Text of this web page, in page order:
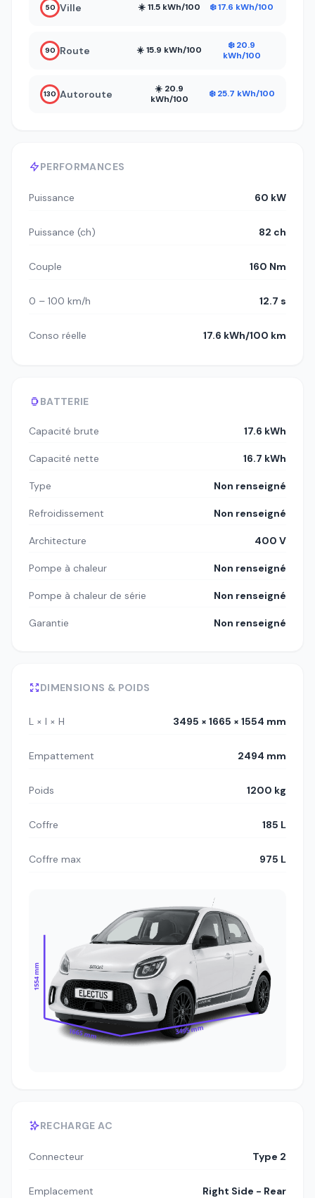
PERFORMANCES
Puissance 60 kW
Puissance (ch) 82 ch
Couple 160 Nm
0 – 100 km/h 12.7 s
Conso réelle 17.6 kWh/100 km
BATTERIE
Capacité brute 17.6 kWh
Capacité nette 16.7 kWh
Type Non renseigné
Refroidissement Non renseigné
Architecture 400 V
Pompe à chaleur Non renseigné
Pompe à chaleur de série Non renseigné
Garantie Non renseigné
50 Ville ☀️ 11.5 kWh/100 ❄️ 17.6 kWh/100
90 Route ☀️ 15.9 kWh/100
❄️ 20.9
kWh/100
130 Autoroute
☀️ 20.9
kWh/100
❄️ 25.7 kWh/100
DIMENSIONS & POIDS
L × l × H 3495 × 1665 × 1554 mm
Empattement 2494 mm
Poids 1200 kg
Coffre 185 L
Coffre max 975 L
1554 mm
1665 mm 3495 mm
RECHARGE AC
Connecteur Type 2
Emplacement Right Side - Rear